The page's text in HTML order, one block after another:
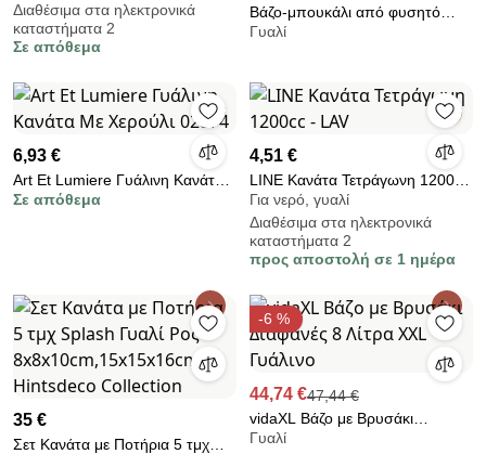
Διαθέσιμα στα ηλεκτρονικά
καταστήματα 2
Σε απόθεμα
Βάζο-μπουκάλι από φυσητό
γυαλί, ύψος 30 εκ., Stine
Γυαλί
6,93 €
Art Et Lumiere Γυάλινη Κανάτα
Με Χερούλι 02874
Σε απόθεμα
4,51 €
LINE Κανάτα Τετράγωνη 1200cc
- LAV
Για νερό, γυαλί
Διαθέσιμα στα ηλεκτρονικά
καταστήματα 2
προς αποστολή σε 1 ημέρα
35 €
Σετ Κανάτα με Ποτήρια 5 τμχ
-6 %
44,74 €47,44 €
vidaXL Βάζο με Βρυσάκι
Διαφανές 8 Λίτρα XXL Γυάλινο
Γυαλί